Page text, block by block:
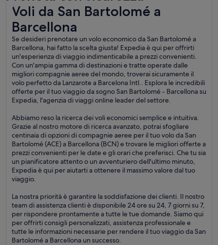
Voli da San Bartolomé a
Barcellona
Se desideri prenotare un volo economico da San Bartolomé a
Barcellona, hai fatto la scelta giusta! Expedia è qui per offrirti
un'esperienza di viaggio indimenticabile a prezzi convenienti.
Con un'ampia gamma di destinazioni e tratte operate dalle
migliori compagnie aeree del mondo, troverai sicuramente il
volo perfetto da Lanzarote a Barcelona Intl.. Esplora le incredibili
offerte per il tuo viaggio da sogno San Bartolomé - Barcellona su
Expedia, l'agenzia di viaggi online leader del settore.
Abbiamo reso la ricerca dei voli economici semplice e intuitiva.
Grazie al nostro motore di ricerca avanzato, potrai sfogliare
centinaia di opzioni di compagnie aeree per il tuo volo da San
Bartolomé (ACE) a Barcellona (BCN) e trovare le migliori offerte a
prezzi convenienti per le date e gli orari che preferisci. Che tu sia
un pianificatore attento o un avventuriero dell'ultimo minuto,
Expedia è qui per aiutarti a ottenere il massimo valore dal tuo
viaggio.
La nostra priorità è garantire la soddisfazione dei clienti. Il nostro
team di assistenza clienti è disponibile 24 ore su 24, 7 giorni su 7,
per rispondere prontamente a tutte le tue domande. Siamo qui
per offrirti consigli personalizzati, assistenza professionale e
tutte le informazioni necessarie per rendere il tuo viaggio da San
Bartolomé a Barcellona un successo.
Voli da San Bartolomé a Barcellona